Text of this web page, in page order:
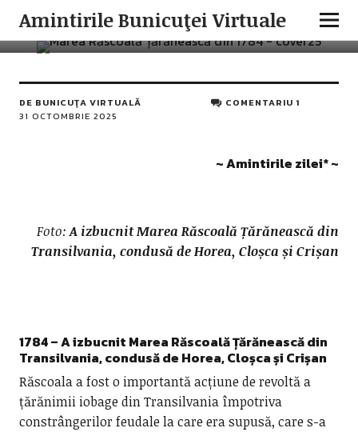
Amintirile Bunicuţei Virtuale
31 Octombrie în istoria românilor
DE BUNICUŢA VIRTUALĂ
31 OCTOMBRIE 2025
COMENTARIU 1
~ Amintirile zilei*~
Foto:A izbucnit Marea Răscoală Țărănească din
Transilvania, condusă de Horea, Cloșca și Crișan
1784 – A izbucnit Marea Răscoală Țărănească din
Transilvania, condusă de Horea, Cloșca și Crișan
Răscoala a fost o importantă acțiune de revoltă a
țărănimii iobage din Transilvania împotriva
constrângerilor feudale la care era supusă, care s-a